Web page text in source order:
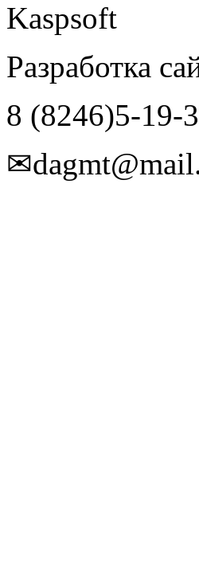
Kaspsoft
Разработка
8 (8246)5-19-